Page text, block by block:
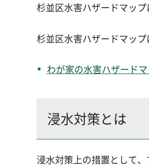
杉並区水害ハザードマッ
杉並区水害ハザードマッ
わが家の水害ハザード
浸水対策とは
浸水対策上の措置として